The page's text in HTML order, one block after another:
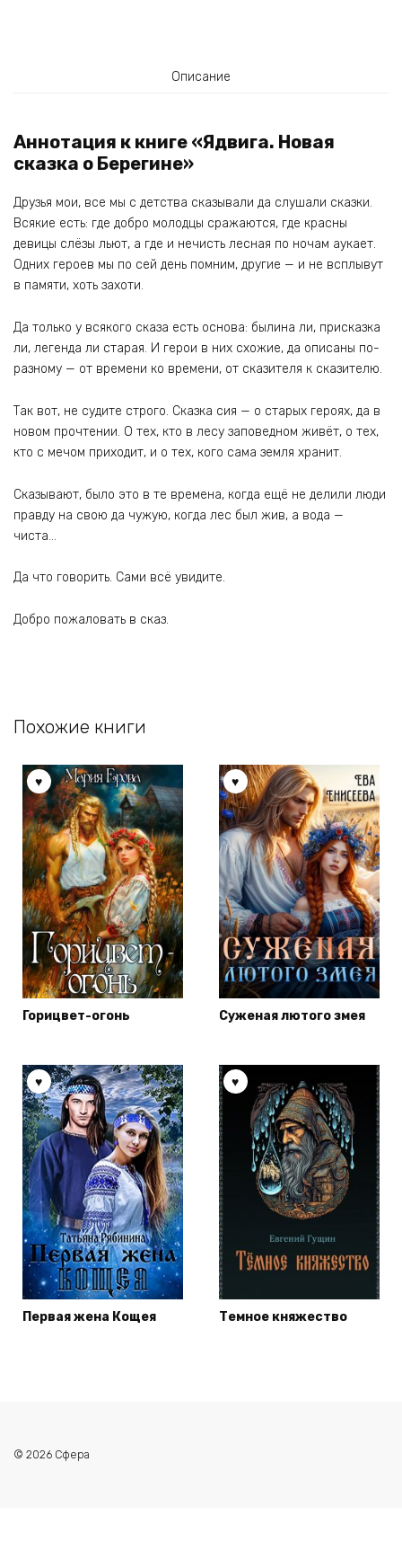
Описание
Аннотация к книге «Ядвига. Новая
сказка о Берегине»
Друзья мои, все мы с детства сказывали да слушали сказки.
Всякие есть: где добро молодцы сражаются, где красны
девицы слёзы льют, а где и нечисть лесная по ночам аукает.
Одних героев мы по сей день помним, другие — и не всплывут
в памяти, хоть захоти.
Да только у всякого сказа есть основа: былина ли, присказка
ли, легенда ли старая. И герои в них схожие, да описаны по-
разному — от времени ко времени, от сказителя к сказителю.
Так вот, не судите строго. Сказка сия — о старых героях, да в
новом прочтении. О тех, кто в лесу заповедном живёт, о тех,
кто с мечом приходит, и о тех, кого сама земля хранит.
Сказывают, было это в те времена, когда ещё не делили люди
правду на свою да чужую, когда лес был жив, а вода —
чиста…
Да что говорить. Сами всё увидите.
Добро пожаловать в сказ.
Похожие книги
Горицвет-огонь Суженая лютого змея
Первая жена Кощея Темное княжество
© 2026 Сфера